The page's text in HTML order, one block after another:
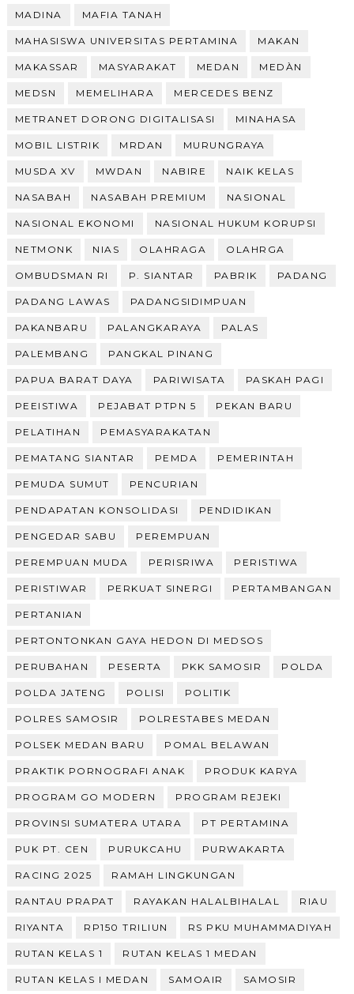
MADINA MAFIA TANAH
MAHASISWA UNIVERSITAS PERTAMINA MAKAN
MAKASSAR MASYARAKAT MEDAN MEDÀN
MEDSN MEMELIHARA MERCEDES BENZ
METRANET DORONG DIGITALISASI MINAHASA
MOBIL LISTRIK MRDAN MURUNGRAYA
MUSDA XV MWDAN NABIRE NAIK KELAS
NASABAH NASABAH PREMIUM NASIONAL
NASIONAL EKONOMI NASIONAL HUKUM KORUPSI
NETMONK NIAS OLAHRAGA OLAHRGA
OMBUDSMAN RI P. SIANTAR PABRIK PADANG
PADANG LAWAS PADANGSIDIMPUAN
PAKANBARU PALANGKARAYA PALAS
PALEMBANG PANGKAL PINANG
PAPUA BARAT DAYA PARIWISATA PASKAH PAGI
PEEISTIWA PEJABAT PTPN 5 PEKAN BARU
PELATIHAN PEMASYARAKATAN
PEMATANG SIANTAR PEMDA PEMERINTAH
PEMUDA SUMUT PENCURIAN
PENDAPATAN KONSOLIDASI PENDIDIKAN
PENGEDAR SABU PEREMPUAN
PEREMPUAN MUDA PERISRIWA PERISTIWA
PERISTIWAR PERKUAT SINERGI PERTAMBANGAN
PERTANIAN
PERTONTONKAN GAYA HEDON DI MEDSOS
PERUBAHAN PESERTA PKK SAMOSIR POLDA
POLDA JATENG POLISI POLITIK
POLRES SAMOSIR POLRESTABES MEDAN
POLSEK MEDAN BARU POMAL BELAWAN
PRAKTIK PORNOGRAFI ANAK PRODUK KARYA
PROGRAM GO MODERN PROGRAM REJEKI
PROVINSI SUMATERA UTARA PT PERTAMINA
PUK PT. CEN PURUKCAHU PURWAKARTA
RACING 2025 RAMAH LINGKUNGAN
RANTAU PRAPAT RAYAKAN HALALBIHALAL RIAU
RIYANTA RP150 TRILIUN RS PKU MUHAMMADIYAH
RUTAN KELAS 1 RUTAN KELAS 1 MEDAN
RUTAN KELAS I MEDAN SAMOAIR SAMOSIR